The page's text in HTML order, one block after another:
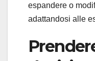
espandere o
adattandosi alle